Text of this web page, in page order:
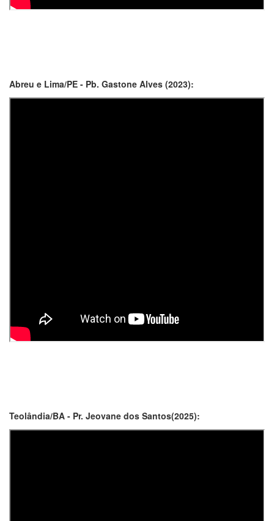
Abreu e Lima/PE - Pb. Gastone Alves (2023):
Teolândia/BA - Pr. Jeovane dos Santos(2025):